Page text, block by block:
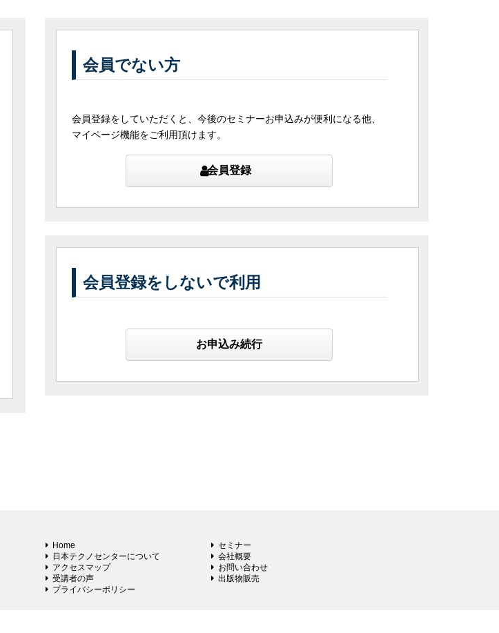
会員でない方
会員登録をしていただくと、今後のセミナーお申込みが便利になる他、
マイページ機能をご利用頂けます。
会員登録
会員登録をしないで利用
お申込み続行
Home
セミナー
日本テクノセンターについて
会社概要
アクセスマップ
お問い合わせ
受講者の声
出版物販売
プライバシーポリシー